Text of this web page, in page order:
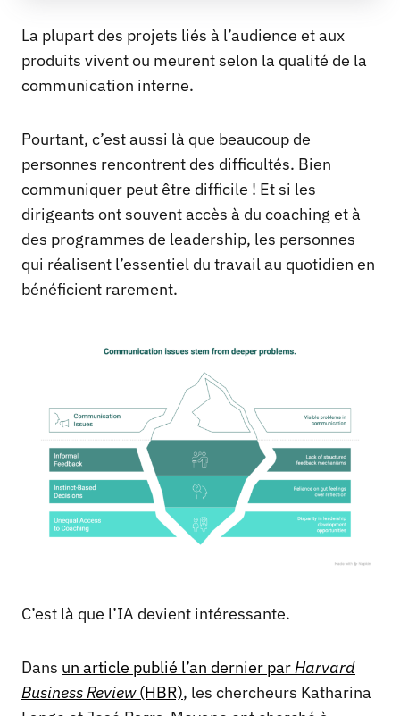
La plupart des projets liés à l’audience et aux
produits vivent ou meurent selon la qualité de la
communication interne.
Pourtant, c’est aussi là que beaucoup de
personnes rencontrent des difficultés. Bien
communiquer peut être difficile ! Et si les
dirigeants ont souvent accès à du coaching et à
des programmes de leadership, les personnes
qui réalisent l’essentiel du travail au quotidien en
bénéficient rarement.
C’est là que l’IA devient intéressante.
Dans un article publié l’an dernier par Harvard
Business Review(HBR), les chercheurs Katharina